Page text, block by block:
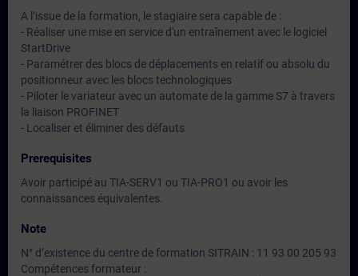
A l’issue de la formation, le stagiaire sera capable de :
- Réaliser une mise en service d'un entraînement avec le logiciel
StartDrive
- Paramétrer des blocs de déplacements en relatif ou absolu du
positionneur avec les blocs technologiques
- Piloter le variateur avec un automate de la gamme S7 à travers
la liaison PROFINET
- Localiser et éliminer des défauts
Prerequisites
Avoir participé au TIA-SERV1 ou TIA-PRO1 ou avoir les
connaissances équivalentes.
Note
N° d’existence du centre de formation SITRAIN : 11 93 00 205 93
Compétences formateur :